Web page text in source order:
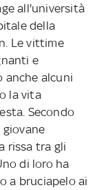
all'università
della
Le vittime
e
anche alcuni
la vita
Secondo
rissa tra gli
di loro ha
a bruciapelo ai